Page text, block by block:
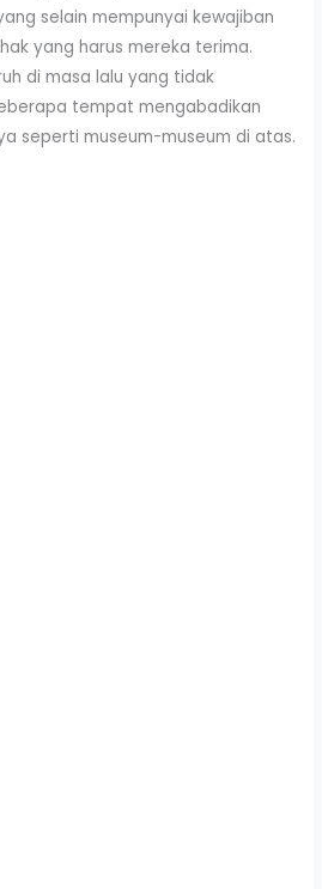
selain mempunyai kewajiban
yang harus mereka terima.
di masa lalu yang tidak
tempat mengabadikan
seperti museum-museum di atas.